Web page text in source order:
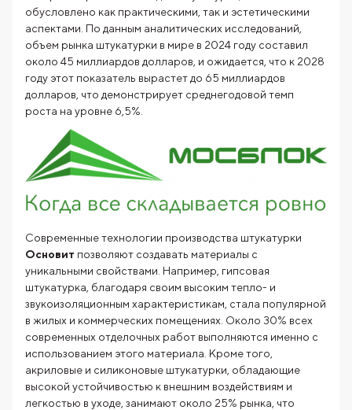
обусловлено как практическими, так и эстетическими
аспектами. По данным аналитических исследований,
объем рынка штукатурки в мире в 2024 году составил
около 45 миллиардов долларов, и ожидается, что к 2028
году этот показатель вырастет до 65 миллиардов
долларов, что демонстрирует среднегодовой темп
роста на уровне 6,5%.
Современные технологии производства штукатурки
Основит позволяют создавать материалы с
уникальными свойствами. Например, гипсовая
штукатурка, благодаря своим высоким тепло- и
звукоизоляционным характеристикам, стала популярной
в жилых и коммерческих помещениях. Около 30% всех
современных отделочных работ выполняются именно с
использованием этого материала. Кроме того,
акриловые и силиконовые штукатурки, обладающие
высокой устойчивостью к внешним воздействиям и
легкостью в уходе, занимают около 25% рынка, что